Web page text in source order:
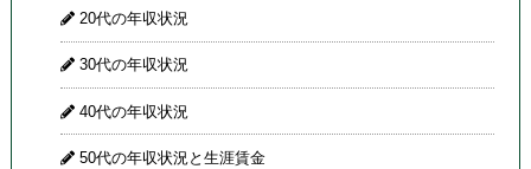
20代の年収状況
30代の年収状況
40代の年収状況
50代の年収状況と生涯賃金